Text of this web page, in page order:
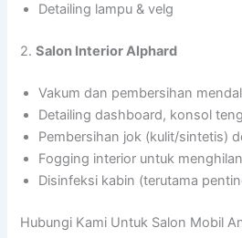
Detailing lampu & velg
2.Salon Interior Alphard
Vakum dan pembersihan
Detailing dashboard, konsol
Pembersihan jok (kulit/sintetis)
Fogging interior untuk
Disinfeksi kabin (terutama
Hubungi Kami Untuk Salon Mobil